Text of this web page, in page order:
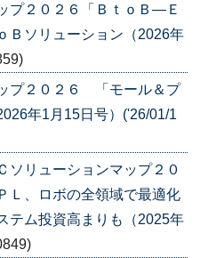
プ２０２６「ＢｔｏＢ―Ｅ
Ｂソリューション（2026年
プ２０２６ 「モール＆プ
年1月15日号）('26/01/1
ソリューションマップ２０
、ロボの全領域で最適化
テム投資高まりも（2025年